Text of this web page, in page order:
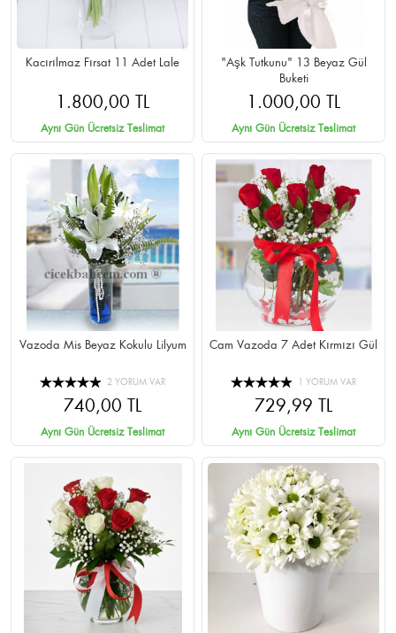
Kacırılmaz Fırsat 11 Adet Lale
1.800,00 TL
Aynı Gün Ücretsiz Teslimat
"Aşk Tutkunu" 13 Beyaz Gül
Buketi
1.000,00 TL
Aynı Gün Ücretsiz Teslimat
Vazoda Mis Beyaz Kokulu Lilyum
2 YORUM VAR
740,00 TL
Aynı Gün Ücretsiz Teslimat
Cam Vazoda 7 Adet Kırmızı Gül
1 YORUM VAR
729,99 TL
Aynı Gün Ücretsiz Teslimat